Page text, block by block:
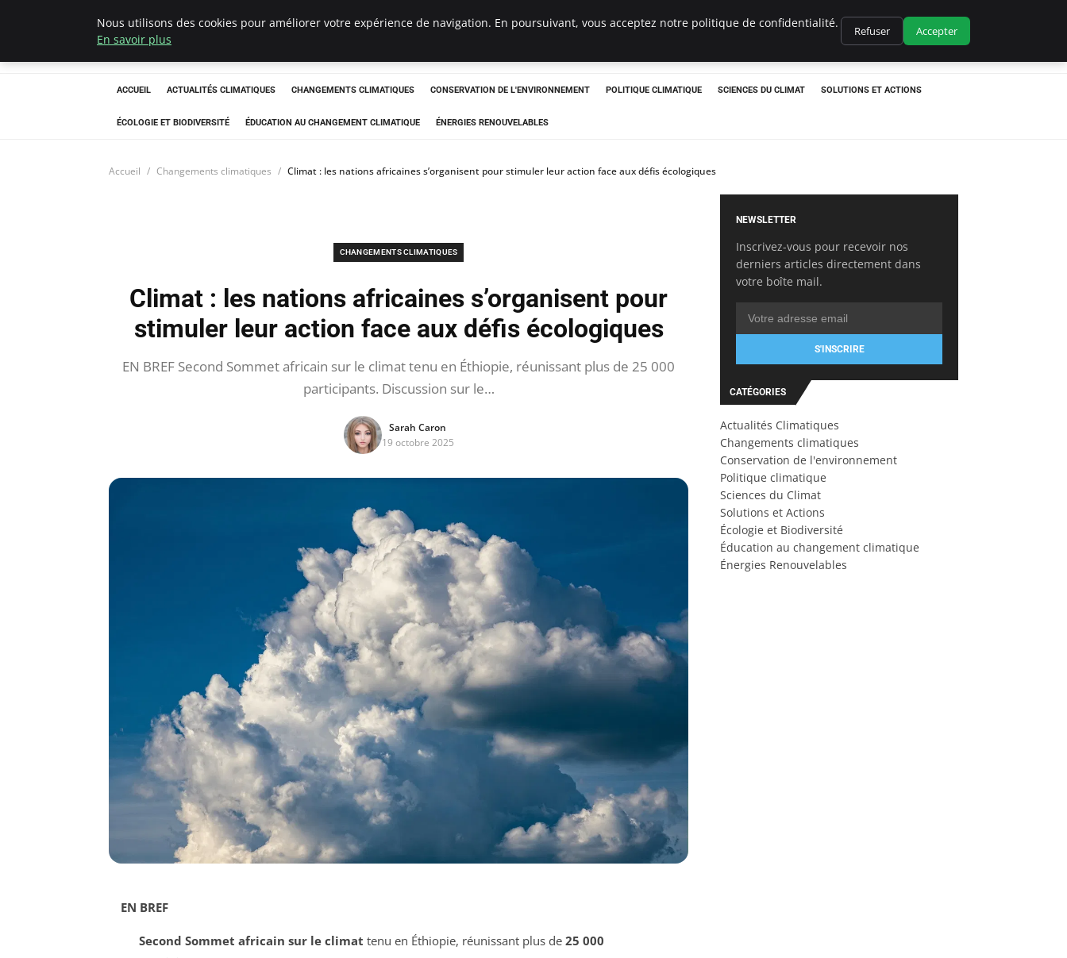
Climatedebtagents
ACCUEIL ACTUALITÉS CLIMATIQUES CHANGEMENTS CLIMATIQUES CONSERVATION DE L'ENVIRONNEMENT POLITIQUE CLIMATIQUE SCIENCES DU CLIMAT SOLUTIONS ET ACTIONS
ÉCOLOGIE ET BIODIVERSITÉ ÉDUCATION AU CHANGEMENT CLIMATIQUE ÉNERGIES RENOUVELABLES
Accueil Changements climatiques Climat : les nations africaines s’organisent pour stimuler leur action face aux défis écologiques
CHANGEMENTS CLIMATIQUES
Climat : les nations africaines s’organisent pour
stimuler leur action face aux défis écologiques
EN BREF Second Sommet africain sur le climat tenu en Éthiopie, réunissant plus de 25 000
participants. Discussion sur le…
Sarah Caron
19 octobre 2025
EN BREF
Second Sommet africain sur le climat tenu en Éthiopie, réunissant plus de 25 000
NEWSLETTER
Inscrivez-vous pour recevoir nos
derniers articles directement dans
votre boîte mail.
S'INSCRIRE
CATÉGORIES
Actualités Climatiques
Changements climatiques
Conservation de l'environnement
Politique climatique
Sciences du Climat
Solutions et Actions
Écologie et Biodiversité
Éducation au changement climatique
Énergies Renouvelables
Nous utilisons des cookies pour améliorer votre expérience de navigation. En poursuivant, vous acceptez notre politique de confidentialité.
En savoir plus
Refuser Accepter